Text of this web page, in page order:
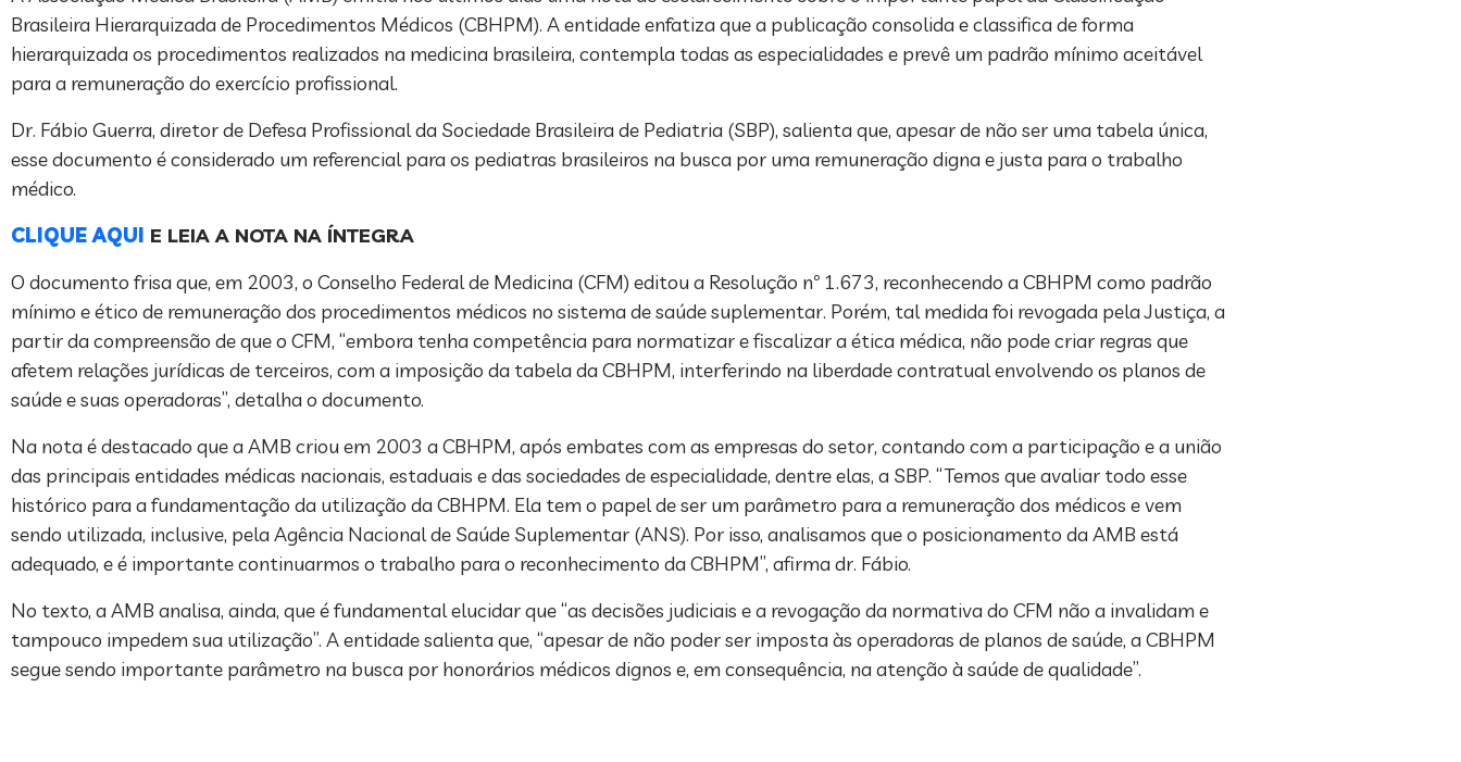
Brasileira Hierarquizada de Procedimentos Médicos (CBHPM). A entidade enfatiza que a publicação consolida e classifica de forma
hierarquizada os procedimentos realizados na medicina brasileira, contempla todas as especialidades e prevê um padrão mínimo aceitável
para a remuneração do exercício profissional.
Dr. Fábio Guerra, diretor de Defesa Profissional da Sociedade Brasileira de Pediatria (SBP), salienta que, apesar de não ser uma tabela única,
esse documento é considerado um referencial para os pediatras brasileiros na busca por uma remuneração digna e justa para o trabalho
médico.
CLIQUE AQUI E LEIA A NOTA NA ÍNTEGRA
O documento frisa que, em 2003, o Conselho Federal de Medicina (CFM) editou a Resolução nº 1.673, reconhecendo a CBHPM como padrão
mínimo e ético de remuneração dos procedimentos médicos no sistema de saúde suplementar. Porém, tal medida foi revogada pela Justiça, a
partir da compreensão de que o CFM, “embora tenha competência para normatizar e fiscalizar a ética médica, não pode criar regras que
afetem relações jurídicas de terceiros, com a imposição da tabela da CBHPM, interferindo na liberdade contratual envolvendo os planos de
saúde e suas operadoras”, detalha o documento.
Na nota é destacado que a AMB criou em 2003 a CBHPM, após embates com as empresas do setor, contando com a participação e a união
das principais entidades médicas nacionais, estaduais e das sociedades de especialidade, dentre elas, a SBP. “Temos que avaliar todo esse
histórico para a fundamentação da utilização da CBHPM. Ela tem o papel de ser um parâmetro para a remuneração dos médicos e vem
sendo utilizada, inclusive, pela Agência Nacional de Saúde Suplementar (ANS). Por isso, analisamos que o posicionamento da AMB está
adequado, e é importante continuarmos o trabalho para o reconhecimento da CBHPM”, afirma dr. Fábio.
No texto, a AMB analisa, ainda, que é fundamental elucidar que “as decisões judiciais e a revogação da normativa do CFM não a invalidam e
tampouco impedem sua utilização”. A entidade salienta que, “apesar de não poder ser imposta às operadoras de planos de saúde, a CBHPM
segue sendo importante parâmetro na busca por honorários médicos dignos e, em consequência, na atenção à saúde de qualidade”.